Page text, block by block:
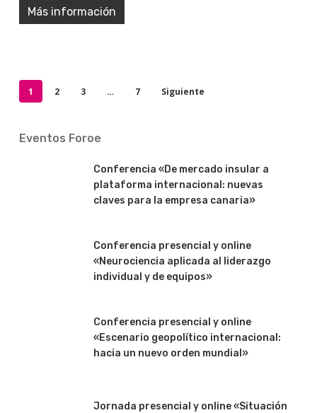
Más información
1 2 3 … 7 Siguiente
Eventos Foroe
Conferencia «De mercado insular a
plataforma internacional: nuevas
claves para la empresa canaria»
Conferencia presencial y online
«Neurociencia aplicada al liderazgo
individual y de equipos»
Conferencia presencial y online
«Escenario geopolítico internacional:
hacia un nuevo orden mundial»
Jornada presencial y online «Situación